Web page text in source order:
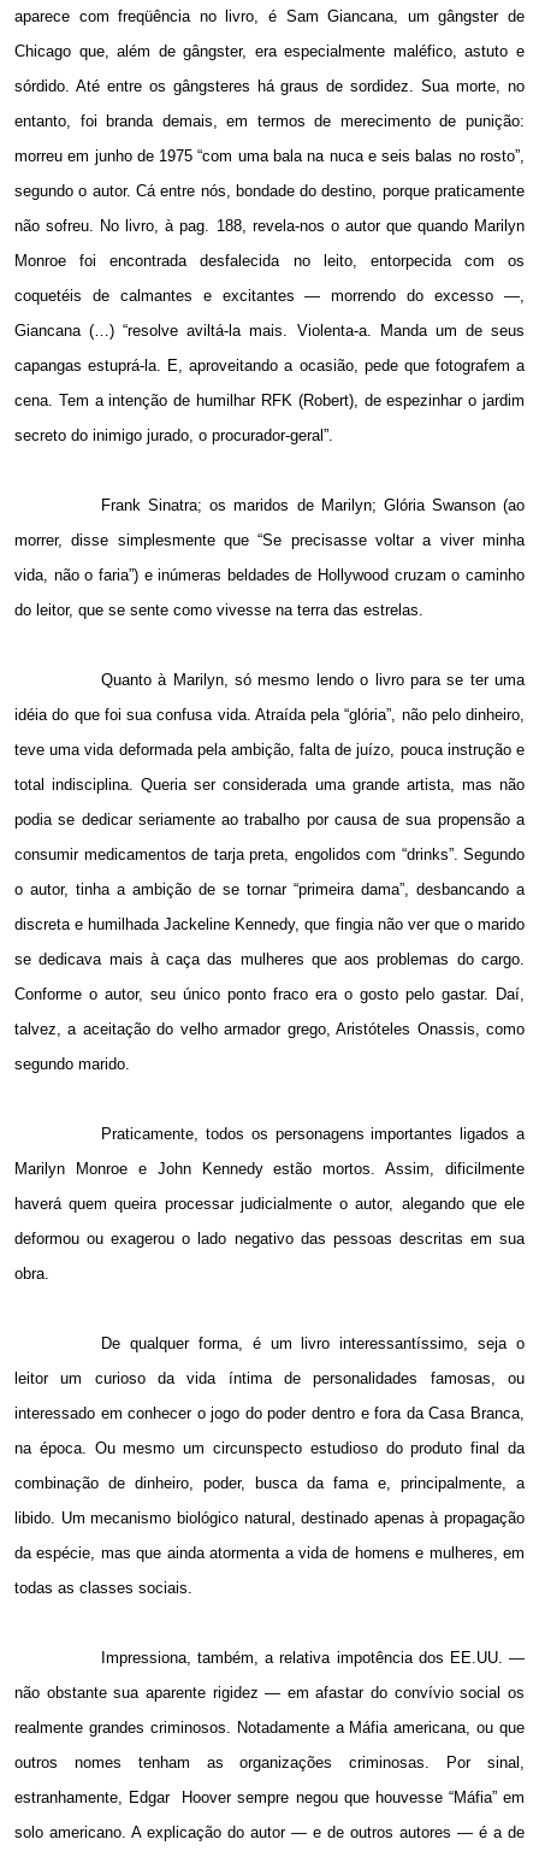
aparece com freqüência no livro, é Sam Giancana, um gângster de
Chicago que, além de gângster, era especialmente maléfico, astuto e
sórdido. Até entre os gângsteres há graus de sordidez. Sua morte, no
entanto, foi branda demais, em termos de merecimento de punição:
morreu em junho de 1975 “com uma bala na nuca e seis balas no rosto”,
segundo o autor. Cá entre nós, bondade do destino, porque praticamente
não sofreu. No livro, à pag. 188, revela-nos o autor que quando Marilyn
Monroe foi encontrada desfalecida no leito, entorpecida com os
coquetéis de calmantes e excitantes — morrendo do excesso —,
Giancana (…) “resolve aviltá-la mais. Violenta-a. Manda um de seus
capangas estuprá-la. E, aproveitando a ocasião, pede que fotografem a
cena. Tem a intenção de humilhar RFK (Robert), de espezinhar o jardim
secreto do inimigo jurado, o procurador-geral”.
Frank Sinatra; os maridos de Marilyn; Glória Swanson (ao
morrer, disse simplesmente que “Se precisasse voltar a viver minha
vida, não o faria”) e inúmeras beldades de Hollywood cruzam o caminho
do leitor, que se sente como vivesse na terra das estrelas.
Quanto à Marilyn, só mesmo lendo o livro para se ter uma
idéia do que foi sua confusa vida. Atraída pela “glória”, não pelo dinheiro,
teve uma vida deformada pela ambição, falta de juízo, pouca instrução e
total indisciplina. Queria ser considerada uma grande artista, mas não
podia se dedicar seriamente ao trabalho por causa de sua propensão a
consumir medicamentos de tarja preta, engolidos com “drinks”. Segundo
o autor, tinha a ambição de se tornar “primeira dama”, desbancando a
discreta e humilhada Jackeline Kennedy, que fingia não ver que o marido
se dedicava mais à caça das mulheres que aos problemas do cargo.
Conforme o autor, seu único ponto fraco era o gosto pelo gastar. Daí,
talvez, a aceitação do velho armador grego, Aristóteles Onassis, como
segundo marido.
Praticamente, todos os personagens importantes ligados a
Marilyn Monroe e John Kennedy estão mortos. Assim, dificilmente
haverá quem queira processar judicialmente o autor, alegando que ele
deformou ou exagerou o lado negativo das pessoas descritas em sua
obra.
De qualquer forma, é um livro interessantíssimo, seja o
leitor um curioso da vida íntima de personalidades famosas, ou
interessado em conhecer o jogo do poder dentro e fora da Casa Branca,
na época. Ou mesmo um circunspecto estudioso do produto final da
combinação de dinheiro, poder, busca da fama e, principalmente, a
libido. Um mecanismo biológico natural, destinado apenas à propagação
da espécie, mas que ainda atormenta a vida de homens e mulheres, em
todas as classes sociais.
Impressiona, também, a relativa impotência dos EE.UU. —
não obstante sua aparente rigidez — em afastar do convívio social os
realmente grandes criminosos. Notadamente a Máfia americana, ou que
outros nomes tenham as organizações criminosas. Por sinal,
estranhamente, Edgar
Hoover sempre negou que houvesse “Máfia” em
solo americano. A explicação do autor — e de outros autores — é a de